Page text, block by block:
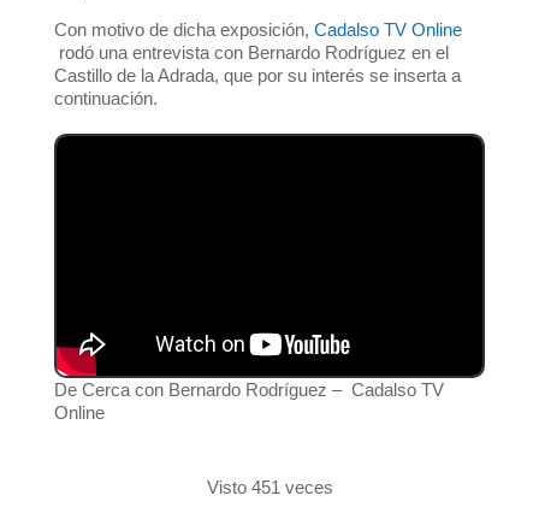
Con motivo de dicha exposición, Cadalso TV Online
rodó una entrevista con Bernardo Rodríguez en el
Castillo de la Adrada, que por su interés se inserta a
continuación.
De Cerca con Bernardo Rodríguez – Cadalso TV
Online
Visto 451 veces